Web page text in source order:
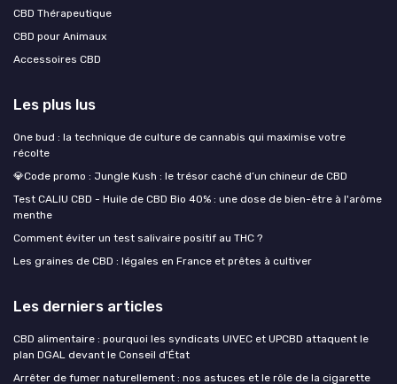
CBD Thérapeutique
CBD pour Animaux
Accessoires CBD
Les plus lus
One bud : la technique de culture de cannabis qui maximise votre
récolte
💎Code promo : Jungle Kush : le trésor caché d’un chineur de CBD
Test CALIU CBD - Huile de CBD Bio 40% : une dose de bien-être à l'arôme
menthe
Comment éviter un test salivaire positif au THC ?
Les graines de CBD : légales en France et prêtes à cultiver
Les derniers articles
CBD alimentaire : pourquoi les syndicats UIVEC et UPCBD attaquent le
plan DGAL devant le Conseil d'État
Arrêter de fumer naturellement : nos astuces et le rôle de la cigarette